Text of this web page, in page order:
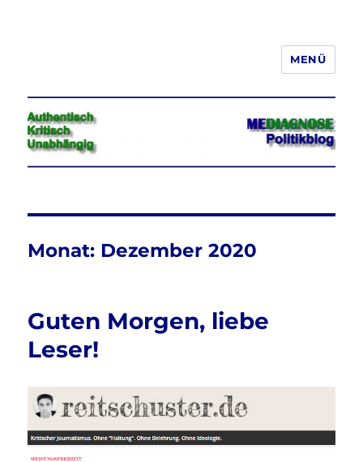
Jeder hat das Recht, seine
Meinung in Wort, Schrift und Bild
frei zu äußern und zu verbreiten
MENÜ
Monat: Dezember 2020
Guten Morgen, liebe
Leser!